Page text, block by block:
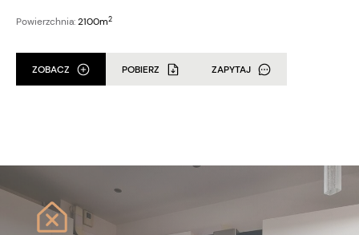
Powierzchnia:2100m2
ZOBACZ POBIERZ ZAPYTAJ